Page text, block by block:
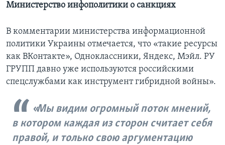
Министерство инфополитики о санкциях
В комментарии министерства информационной
политики Украины отмечается, что «такие ресурсы
как ВКонтакте», Одноклассники, Яндекс, Мэйл. РУ
ГРУПП давно уже используются российскими
спецслужбами как инструмент гибридной войны».
Мы видим огромный поток мнений,
в котором каждая из сторон считает себя
правой, и только свою аргументацию